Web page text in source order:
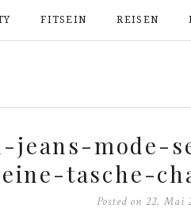
FITSEIN REISEN
jeans-mode-
tasche-
Posted on 22. Mai